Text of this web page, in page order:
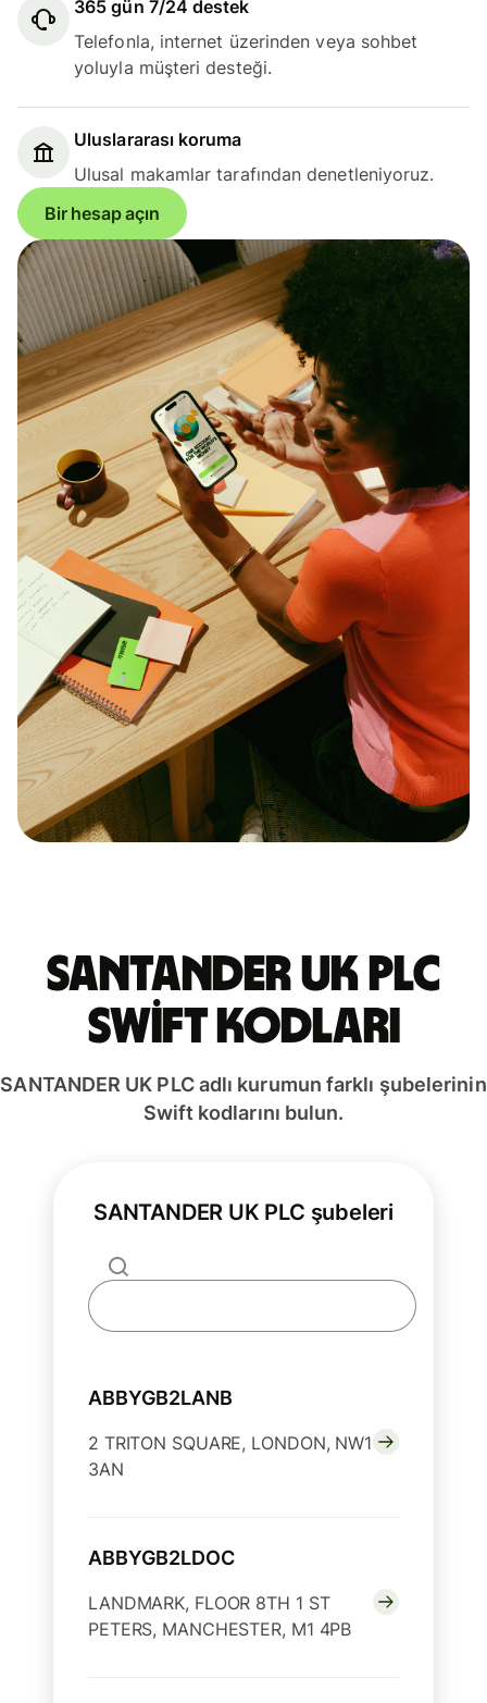
365 gün 7/24 destek
Telefonla, internet üzerinden veya sohbet
yoluyla müşteri desteği.
Uluslararası koruma
Ulusal makamlar tarafından denetleniyoruz.
Bir hesap açın
SANTANDER UK PLC
Swift kodları
SANTANDER UK PLC adlı kurumun farklı şubelerinin
Swift kodlarını bulun.
SANTANDER UK PLC şubeleri
ABBYGB2LANB
2 TRITON SQUARE, LONDON, NW1
3AN
ABBYGB2LDOC
LANDMARK, FLOOR 8TH 1 ST
PETERS, MANCHESTER, M1 4PB